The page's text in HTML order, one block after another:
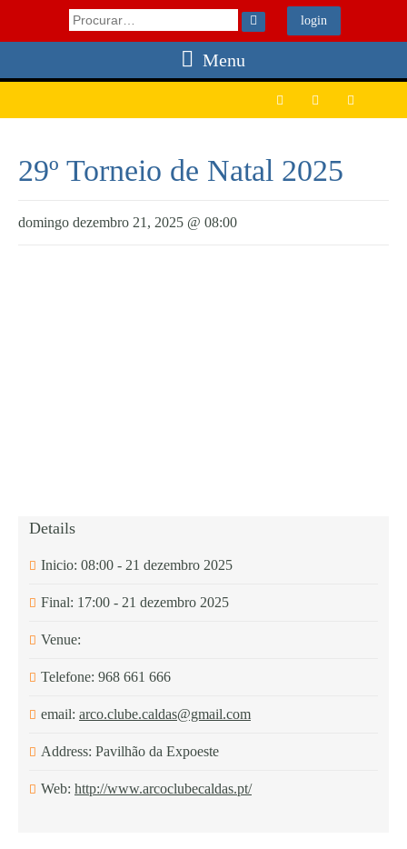
 login
Menu
  
29º Torneio de Natal 2025
domingo dezembro 21, 2025 @ 08:00
Details
Inicio: 08:00 - 21 dezembro 2025
Final: 17:00 - 21 dezembro 2025
Venue:
Telefone: 968 661 666
email: arco.clube.caldas@gmail.com
Address: Pavilhão da Expoeste
Web: http://www.arcoclubecaldas.pt/